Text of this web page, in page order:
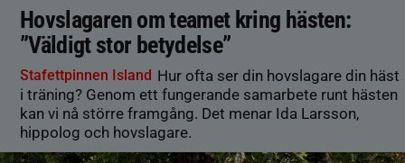
Hovslagaren om teamet kring hästen:
”Väldigt stor betydelse”
Stafettpinnen Island Hur ofta ser din hovslagare din häst
i träning? Genom ett fungerande samarbete runt hästen
kan vi nå större framgång. Det menar Ida Larsson,
hippolog och hovslagare.